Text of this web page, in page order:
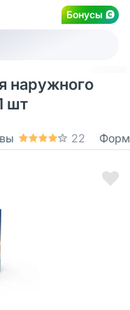
Бонусы
наружного
шт
22